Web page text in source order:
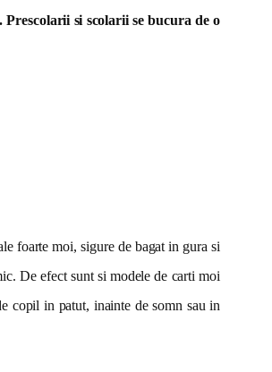
si scolarii se bucura de o
foarte moi, sigure de bagat in gura si
De efect sunt si modele de carti moi
copil in patut, inainte de somn sau in